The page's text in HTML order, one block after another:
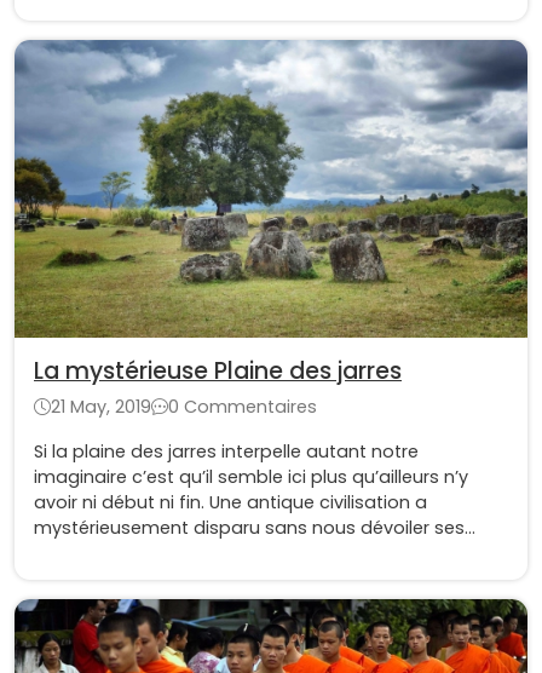
La mystérieuse Plaine des jarres
21 May, 2019
0 Commentaires
Si la plaine des jarres interpelle autant notre
imaginaire c’est qu’il semble ici plus qu’ailleurs n’y
avoir ni début ni fin. Une antique civilisation a
mystérieusement disparu sans nous dévoiler ses